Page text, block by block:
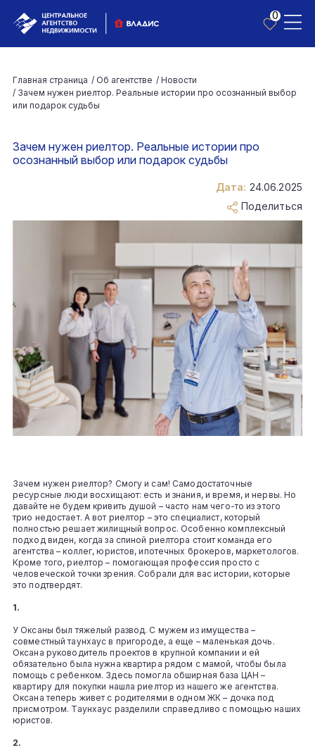
0
Главная страница / Об агентстве / Новости
/ Зачем нужен риелтор. Реальные истории про осознанный выбор
или подарок судьбы
Зачем нужен риелтор. Реальные истории про
осознанный выбор или подарок судьбы
Зачем нужен риелтор? Смогу и сам! Самодостаточные
ресурсные люди восхищают: есть и знания, и время, и нервы. Но
давайте не будем кривить душой – часто нам чего-то из этого
трио недостает. А вот риелтор – это специалист, который
полностью решает жилищный вопрос. Особенно комплексный
подход виден, когда за спиной риелтора стоит команда его
агентства – коллег, юристов, ипотечных брокеров, маркетологов.
Кроме того, риелтор – помогающая профессия просто с
человеческой точки зрения. Собрали для вас истории, которые
это подтвердят.
1.
У Оксаны был тяжелый развод. С мужем из имущества –
совместный таунхаус в пригороде, а еще – маленькая дочь.
Оксана руководитель проектов в крупной компании и ей
обязательно была нужна квартира рядом с мамой, чтобы была
помощь с ребенком. Здесь помогла обширная база ЦАН –
квартиру для покупки нашла риелтор из нашего же агентства.
Оксана теперь живет с родителями в одном ЖК – дочка под
присмотром. Таунхаус разделили справедливо с помощью наших
юристов.
2.
Дата: 24.06.2025
Поделиться